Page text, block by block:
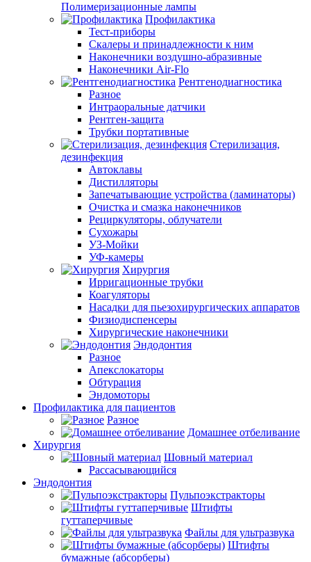
Полимеризационные лампы
Профилактика
Тест-приборы
Скалеры и принадлежности к ним
Наконечники воздушно-абразивные
Наконечники Air-Flo
Рентгенодиагностика
Разное
Интраоральные датчики
Рентген-защита
Трубки портативные
Стерилизация,
дезинфекция
Автоклавы
Дистилляторы
Запечатывающие устройства (ламинаторы)
Очистка и смазка наконечников
Рециркуляторы, облучатели
Сухожары
УЗ-Мойки
УФ-камеры
Хирургия
Ирригационные трубки
Коагуляторы
Насадки для пьезохирургических аппаратов
Физиодиспенсеры
Хирургические наконечники
Эндодонтия
Разное
Апекслокаторы
Обтурация
Эндомоторы
Профилактика для пациентов
Разное
Домашнее отбеливание
Хирургия
Шовный материал
Рассасывающийся
Эндодонтия
Пульпоэкстракторы
Штифты
гуттаперчивые
Файлы для ультразвука
Штифты
бумажные (абсорберы)